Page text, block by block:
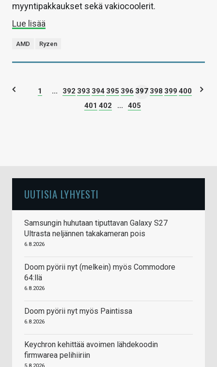
myyntipakkaukset sekä vakiocoolerit.
Lue lisää
AMD Ryzen
1 ... 392 393 394 395 396 397 398 399 400
401 402 ... 405
UUTISIA LYHYESTI
Samsungin huhutaan tiputtavan Galaxy S27
Ultrasta neljännen takakameran pois
6.8.2026
Doom pyörii nyt (melkein) myös Commodore
64:llä
6.8.2026
Doom pyörii nyt myös Paintissa
6.8.2026
Keychron kehittää avoimen lähdekoodin
firmwarea pelihiiriin